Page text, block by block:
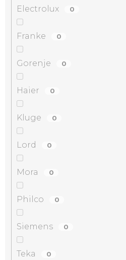
Electrolux 0
Franke 0
Gorenje 0
Haier 0
Kluge 0
Lord 0
Mora 0
Philco 0
Siemens 0
Teka 0